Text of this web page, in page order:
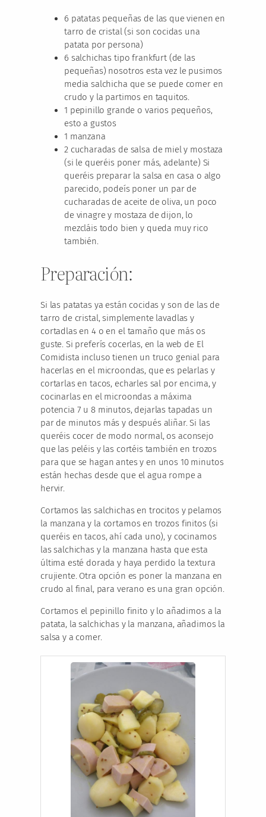
6 patatas pequeñas de las que vienen en
tarro de cristal (si son cocidas una
patata por persona)
6 salchichas tipo frankfurt (de las
pequeñas) nosotros esta vez le pusimos
media salchicha que se puede comer en
crudo y la partimos en taquitos.
1 pepinillo grande o varios pequeños,
esto a gustos
1 manzana
2 cucharadas de salsa de miel y mostaza
(si le queréis poner más, adelante) Si
queréis preparar la salsa en casa o algo
parecido, podeís poner un par de
cucharadas de aceite de oliva, un poco
de vinagre y mostaza de dijon, lo
mezcláis todo bien y queda muy rico
también.
Preparación:
Si las patatas ya están cocidas y son de las de
tarro de cristal, simplemente lavadlas y
cortadlas en 4 o en el tamaño que más os
guste. Si preferís cocerlas, en la web de El
Comidista incluso tienen un truco genial para
hacerlas en el microondas, que es pelarlas y
cortarlas en tacos, echarles sal por encima, y
cocinarlas en el microondas a máxima
potencia 7 u 8 minutos, dejarlas tapadas un
par de minutos más y después aliñar. Si las
queréis cocer de modo normal, os aconsejo
que las peléis y las cortéis también en trozos
para que se hagan antes y en unos 10 minutos
están hechas desde que el agua rompe a
hervir.
Cortamos las salchichas en trocitos y pelamos
la manzana y la cortamos en trozos finitos (si
queréis en tacos, ahí cada uno), y cocinamos
las salchichas y la manzana hasta que esta
última esté dorada y haya perdido la textura
crujiente. Otra opción es poner la manzana en
crudo al final, para verano es una gran opción.
Cortamos el pepinillo finito y lo añadimos a la
patata, la salchichas y la manzana, añadimos la
salsa y a comer.